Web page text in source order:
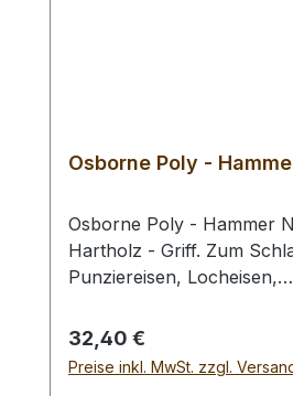
Osborne Poly -
Osborne Poly - Hammer
Hartholz - Griff. Zum
Punziereisen, Locheisen,
Schlagfläche. Wenig
schlagabsorbierenden
Hammerkopf. 240 gr
Regulärer Preis:
32,40 €
Preise inkl. MwSt. zzgl.